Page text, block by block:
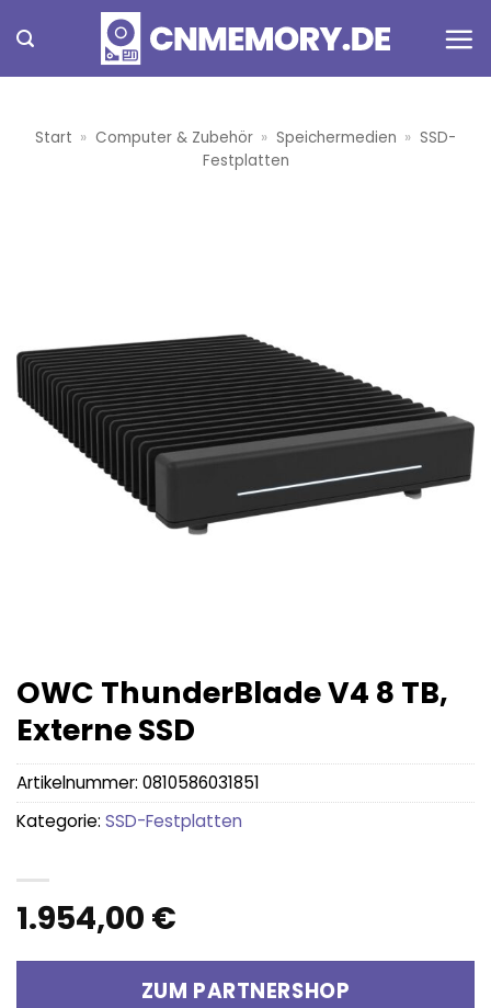
Inhalt
springen
Start » Computer & Zubehör » Speichermedien » SSD-
Festplatten
OWC ThunderBlade V4 8 TB,
Externe SSD
1.954,00 €
ZUM PARTNERSHOP
Artikelnummer: 0810586031851
Kategorie: SSD-Festplatten